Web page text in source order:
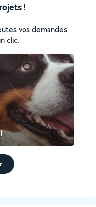
!
vos demandes
clic.